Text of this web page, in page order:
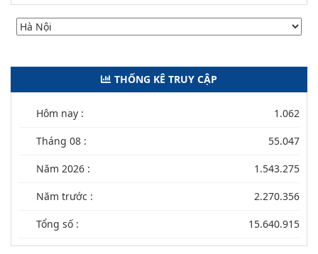
THỐNG KÊ TRUY CẬP
Hôm nay : 1.062
Tháng 08 : 55.047
Năm 2026 : 1.543.275
Năm trước : 2.270.356
Tổng số : 15.640.915